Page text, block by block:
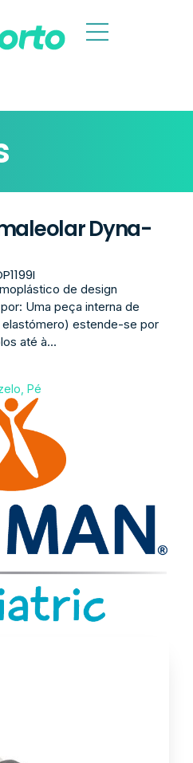
Dyna-
de design
Uma peça interna de
estende-se por
até à...
Pé